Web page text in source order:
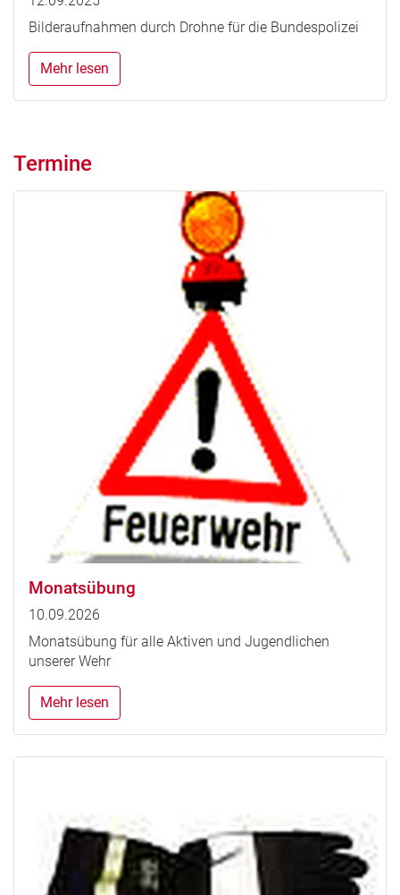
Bilderaufnahmen durch Drohne für die Bundespolizei
Mehr lesen
Termine
Monatsübung
10.09.2026
Monatsübung für alle Aktiven und Jugendlichen
unserer Wehr
Mehr lesen